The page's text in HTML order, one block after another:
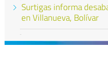
Surtigas informa
en Villanueva, Bolívar